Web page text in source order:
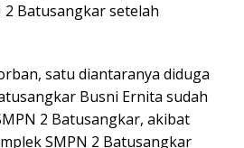
2 Batusangkar setelah
satu diantaranya diduga
Busni Ernita sudah
2 Batusangkar, akibat
SMPN 2 Batusangkar